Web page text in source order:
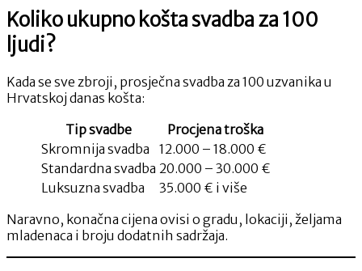
Koliko ukupno košta svadba za 100
ljudi?
Kada se sve zbroji, prosječna svadba za 100 uzvanika u
Hrvatskoj danas košta:
Tip svadbe
Procjena troška
Skromnija svadba
12.000 – 18.000 €
Standardna svadba 20.000 – 30.000 €
Luksuzna svadba
35.000 € i više
Naravno, konačna cijena ovisi o gradu, lokaciji, željama
mladenaca i broju dodatnih sadržaja.